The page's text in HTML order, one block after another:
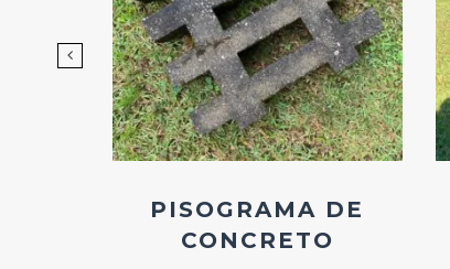
Add
ao
Favoritos
PISOGRAMA DE
CONCRETO